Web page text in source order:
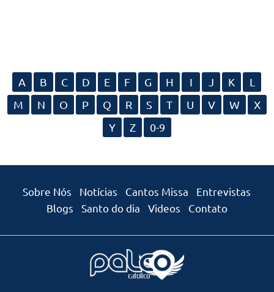
A B C D E F G H I J K
L
M
N O P Q R S T U V W
X
Y
Z 0-9
Sobre Nós Notícias Cantos Missa
Entrevistas
Blogs
Santo do dia Videos Contato